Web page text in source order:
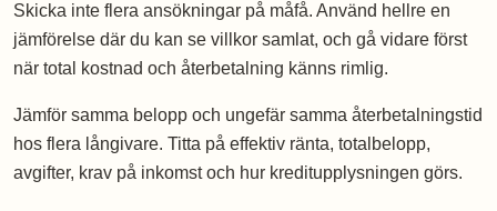
Skicka inte flera ansökningar på måfå. Använd hellre en
jämförelse där du kan se villkor samlat, och gå vidare först
när total kostnad och återbetalning känns rimlig.
Jämför samma belopp och ungefär samma återbetalningstid
hos flera långivare. Titta på effektiv ränta, totalbelopp,
avgifter, krav på inkomst och hur kreditupplysningen görs.